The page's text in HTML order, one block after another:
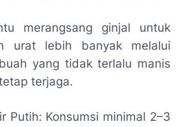
merangsang ginjal untuk
urat lebih banyak melalui
yang tidak terlalu manis
terjaga.
Putih: Konsumsi minimal 2–3